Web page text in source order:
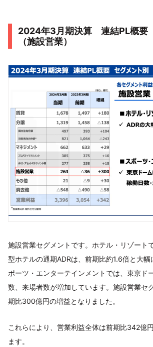
2024年3月期決算 連結PL概要
（施設営業）
施設営業セグメントです。ホテル・リゾート
型ホテルの通期ADRは、前期比約1.6倍と大幅
ポーツ・エンターテインメントでは、東京ド
数、来場者数が増加しています。施設営業セ
期比300億円の増益となりました。
これらにより、営業利益全体は前期比342億
ます。